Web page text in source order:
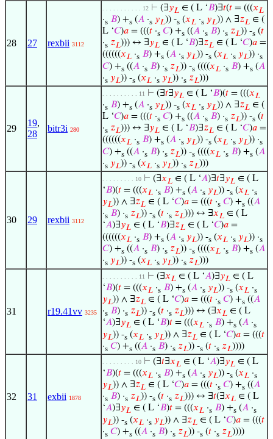
28 27 rexbii 3112
. . . . . . . . . . . 12 ⊢ (∃𝑦𝐿 ∈ ( L ‘𝐵)∃𝑡(𝑡 = (((𝑥𝐿
·s 𝐵) +s (𝐴 ·s 𝑦𝐿)) -s (𝑥𝐿 ·s 𝑦𝐿)) ∧ ∃𝑧𝐿 ∈ (
L ‘𝐶)𝑎 = (((𝑡 ·s 𝐶) +s ((𝐴 ·s 𝐵) ·s 𝑧𝐿)) -s (𝑡
·s 𝑧𝐿))) ↔ ∃𝑦𝐿 ∈ ( L ‘𝐵)∃𝑧𝐿 ∈ ( L ‘𝐶)𝑎 =
((((((𝑥𝐿 ·s 𝐵) +s (𝐴 ·s 𝑦𝐿)) -s (𝑥𝐿 ·s 𝑦𝐿)) ·s
𝐶) +s ((𝐴 ·s 𝐵) ·s 𝑧𝐿)) -s ((((𝑥𝐿 ·s 𝐵) +s (𝐴
·s 𝑦𝐿)) -s (𝑥𝐿 ·s 𝑦𝐿)) ·s 𝑧𝐿)))
29
19,
28
bitr3i 280
. . . . . . . . . . 11 ⊢ (∃𝑡∃𝑦𝐿 ∈ ( L ‘𝐵)(𝑡 = (((𝑥𝐿
·s 𝐵) +s (𝐴 ·s 𝑦𝐿)) -s (𝑥𝐿 ·s 𝑦𝐿)) ∧ ∃𝑧𝐿 ∈ (
L ‘𝐶)𝑎 = (((𝑡 ·s 𝐶) +s ((𝐴 ·s 𝐵) ·s 𝑧𝐿)) -s (𝑡
·s 𝑧𝐿))) ↔ ∃𝑦𝐿 ∈ ( L ‘𝐵)∃𝑧𝐿 ∈ ( L ‘𝐶)𝑎 =
((((((𝑥𝐿 ·s 𝐵) +s (𝐴 ·s 𝑦𝐿)) -s (𝑥𝐿 ·s 𝑦𝐿)) ·s
𝐶) +s ((𝐴 ·s 𝐵) ·s 𝑧𝐿)) -s ((((𝑥𝐿 ·s 𝐵) +s (𝐴
·s 𝑦𝐿)) -s (𝑥𝐿 ·s 𝑦𝐿)) ·s 𝑧𝐿)))
30 29 rexbii 3112
. . . . . . . . . 10 ⊢ (∃𝑥𝐿 ∈ ( L ‘𝐴)∃𝑡∃𝑦𝐿 ∈ ( L
‘𝐵)(𝑡 = (((𝑥𝐿 ·s 𝐵) +s (𝐴 ·s 𝑦𝐿)) -s (𝑥𝐿 ·s
𝑦𝐿)) ∧ ∃𝑧𝐿 ∈ ( L ‘𝐶)𝑎 = (((𝑡 ·s 𝐶) +s ((𝐴
·s 𝐵) ·s 𝑧𝐿)) -s (𝑡 ·s 𝑧𝐿))) ↔ ∃𝑥𝐿 ∈ ( L
‘𝐴)∃𝑦𝐿 ∈ ( L ‘𝐵)∃𝑧𝐿 ∈ ( L ‘𝐶)𝑎 =
((((((𝑥𝐿 ·s 𝐵) +s (𝐴 ·s 𝑦𝐿)) -s (𝑥𝐿 ·s 𝑦𝐿)) ·s
𝐶) +s ((𝐴 ·s 𝐵) ·s 𝑧𝐿)) -s ((((𝑥𝐿 ·s 𝐵) +s (𝐴
·s 𝑦𝐿)) -s (𝑥𝐿 ·s 𝑦𝐿)) ·s 𝑧𝐿)))
31 r19.41vv 3235
. . . . . . . . . . 11 ⊢ (∃𝑥𝐿 ∈ ( L ‘𝐴)∃𝑦𝐿 ∈ ( L
‘𝐵)(𝑡 = (((𝑥𝐿 ·s 𝐵) +s (𝐴 ·s 𝑦𝐿)) -s (𝑥𝐿 ·s
𝑦𝐿)) ∧ ∃𝑧𝐿 ∈ ( L ‘𝐶)𝑎 = (((𝑡 ·s 𝐶) +s ((𝐴
·s 𝐵) ·s 𝑧𝐿)) -s (𝑡 ·s 𝑧𝐿))) ↔ (∃𝑥𝐿 ∈ ( L
‘𝐴)∃𝑦𝐿 ∈ ( L ‘𝐵)𝑡 = (((𝑥𝐿 ·s 𝐵) +s (𝐴 ·s
𝑦𝐿)) -s (𝑥𝐿 ·s 𝑦𝐿)) ∧ ∃𝑧𝐿 ∈ ( L ‘𝐶)𝑎 = (((𝑡
·s 𝐶) +s ((𝐴 ·s 𝐵) ·s 𝑧𝐿)) -s (𝑡 ·s 𝑧𝐿))))
32 31 exbii 1878
. . . . . . . . . 10 ⊢ (∃𝑡∃𝑥𝐿 ∈ ( L ‘𝐴)∃𝑦𝐿 ∈ ( L
‘𝐵)(𝑡 = (((𝑥𝐿 ·s 𝐵) +s (𝐴 ·s 𝑦𝐿)) -s (𝑥𝐿 ·s
𝑦𝐿)) ∧ ∃𝑧𝐿 ∈ ( L ‘𝐶)𝑎 = (((𝑡 ·s 𝐶) +s ((𝐴
·s 𝐵) ·s 𝑧𝐿)) -s (𝑡 ·s 𝑧𝐿))) ↔ ∃𝑡(∃𝑥𝐿 ∈ ( L
‘𝐴)∃𝑦𝐿 ∈ ( L ‘𝐵)𝑡 = (((𝑥𝐿 ·s 𝐵) +s (𝐴 ·s
𝑦𝐿)) -s (𝑥𝐿 ·s 𝑦𝐿)) ∧ ∃𝑧𝐿 ∈ ( L ‘𝐶)𝑎 = (((𝑡
·s 𝐶) +s ((𝐴 ·s 𝐵) ·s 𝑧𝐿)) -s (𝑡 ·s 𝑧𝐿))))